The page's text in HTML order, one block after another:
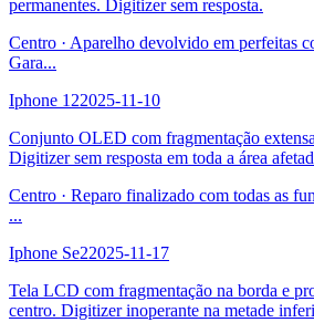
permanentes. Digitizer sem resposta.
Centro · Aparelho devolvido em perfeitas
Gara...
Iphone 122025-11-10
Conjunto OLED com fragmentação
Digitizer sem resposta em toda a área
Centro · Reparo finalizado com todas as
...
Iphone Se22025-11-17
Tela LCD com fragmentação na borda e
centro. Digitizer inoperante na metade